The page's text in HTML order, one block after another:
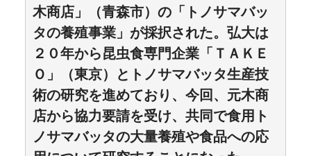
木商店」（青森市）の「トノサマバッ
タの養殖事業」が採択された。弘大は
２０年から昆虫食専門企業「ＴＡＫＥ
Ｏ」（東京）とトノサマバッタ生産技
術の研究を進めており、今回、元木商
店から協力要請を受け、共同で食用ト
ノサマバッタの大量養殖や食品への応